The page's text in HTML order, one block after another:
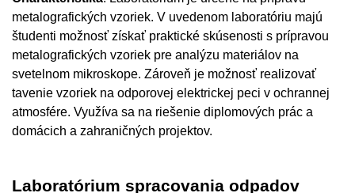
metalografických vzoriek. V uvedenom laboratóriu majú
študenti možnosť získať praktické skúsenosti s prípravou
metalografických vzoriek pre analýzu materiálov na
svetelnom mikroskope. Zároveň je možnosť realizovať
tavenie vzoriek na odporovej elektrickej peci v ochrannej
atmosfére. Využíva sa na riešenie diplomových prác a
domácich a zahraničných projektov.
Laboratórium spracovania odpadov